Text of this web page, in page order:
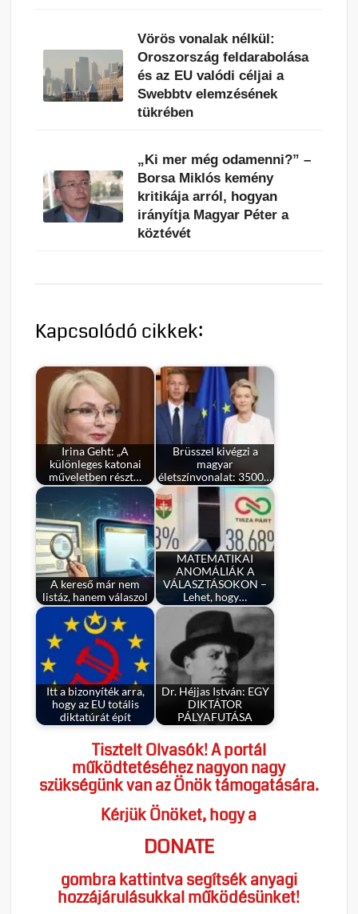
Vörös vonalak nélkül:
Oroszország feldarabolása
és az EU valódi céljai a
Swebbtv elemzésének
tükrében
„Ki mer még odamenni?” –
Borsa Miklós kemény
kritikája arról, hogyan
irányítja Magyar Péter a
köztévét
Kapcsolódó cikkek:
Irina Geht: „A
különleges katonai
műveletben részt…
Brüsszel kivégzi a
magyar
életszínvonalat: 3500…
A kereső már nem
listáz, hanem válaszol
MATEMATIKAI
ANOMÁLIÁK A
VÁLASZTÁSOKON –
Lehet, hogy…
Itt a bizonyíték arra,
hogy az EU totális
diktatúrát épít
Dr. Héjjas István: EGY
DIKTÁTOR
PÁLYAFUTÁSA
Tisztelt Olvasók! A portál
működtetéséhez nagyon nagy
szükségünk van az Önök támogatására.
Kérjük Önöket, hogy a
DONATE
gombra kattintva segítsék anyagi
hozzájárulásukkal működésünket!